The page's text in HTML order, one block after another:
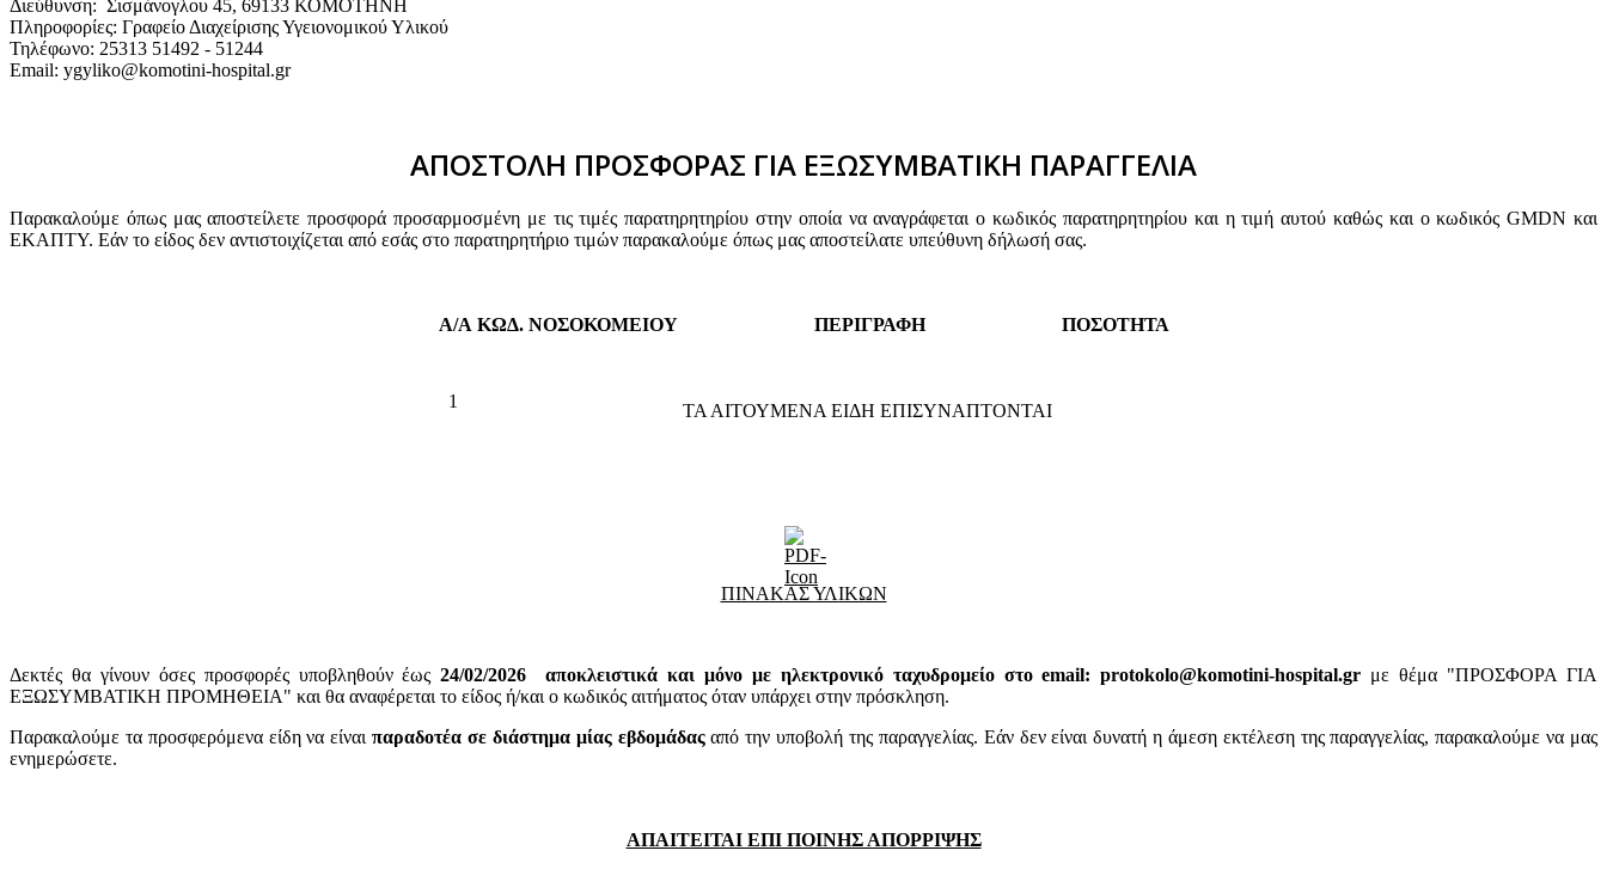
Διεύθυνση: Σισμάνογλου 45, 69133 ΚΟΜΟΤΗΝΗ
Πληροφορίες: Γραφείο Διαχείρισης Υγειονομικού Υλικού
Τηλέφωνο: 25313 51492 - 51244
Email: ygyliko@komotini-hospital.gr
ΑΠΟΣΤΟΛΗ ΠΡΟΣΦΟΡΑΣ ΓΙΑ ΕΞΩΣΥΜΒΑΤΙΚΗ ΠΑΡΑΓΓΕΛΙΑ
Παρακαλούμε όπως μας αποστείλετε προσφορά προσαρμοσμένη με τις τιμές παρατηρητηρίου στην οποία να αναγράφεται ο κωδικός παρατηρητηρίου και η τιμή αυτού καθώς και ο κωδικός GMDN και
ΕΚΑΠΤΥ. Εάν το είδος δεν αντιστοιχίζεται από εσάς στο παρατηρητήριο τιμών παρακαλούμε όπως μας αποστείλατε υπεύθυνη δήλωσή σας.
Α/Α ΚΩΔ. ΝΟΣΟΚΟΜΕΙΟΥ ΠΕΡΙΓΡΑΦΗ ΠΟΣΟΤΗΤΑ
1 ΤΑ ΑΙΤΟΥΜΕΝΑ ΕΙΔΗ ΕΠΙΣΥΝΑΠΤΟΝΤΑΙ
ΠΙΝΑΚΑΣ ΥΛΙΚΩΝ
Δεκτές θα γίνουν όσες προσφορές υποβληθούν έως24/02/2026 αποκλειστικά και μόνο με ηλεκτρονικό ταχυδρομείο στο email: protokolo@komotini-hospital.gr με θέμα "ΠΡΟΣΦΟΡΑ ΓΙΑ
ΕΞΩΣΥΜΒΑΤΙΚΗ ΠΡΟΜΗΘΕΙΑ" και θα αναφέρεται το είδος ή/και ο κωδικός αιτήματος όταν υπάρχει στην πρόσκληση.
Παρακαλούμε τα προσφερόμενα είδη να είναιπαραδοτέα σε διάστημα μίας εβδομάδαςαπό την υποβολή της παραγγελίας. Εάν δεν είναι δυνατή η άμεση εκτέλεση της παραγγελίας, παρακαλούμε να μας
ενημερώσετε.
ΑΠΑΙΤΕΙΤΑΙ ΕΠΙ ΠΟΙΝΗΣ ΑΠΟΡΡΙΨΗΣ